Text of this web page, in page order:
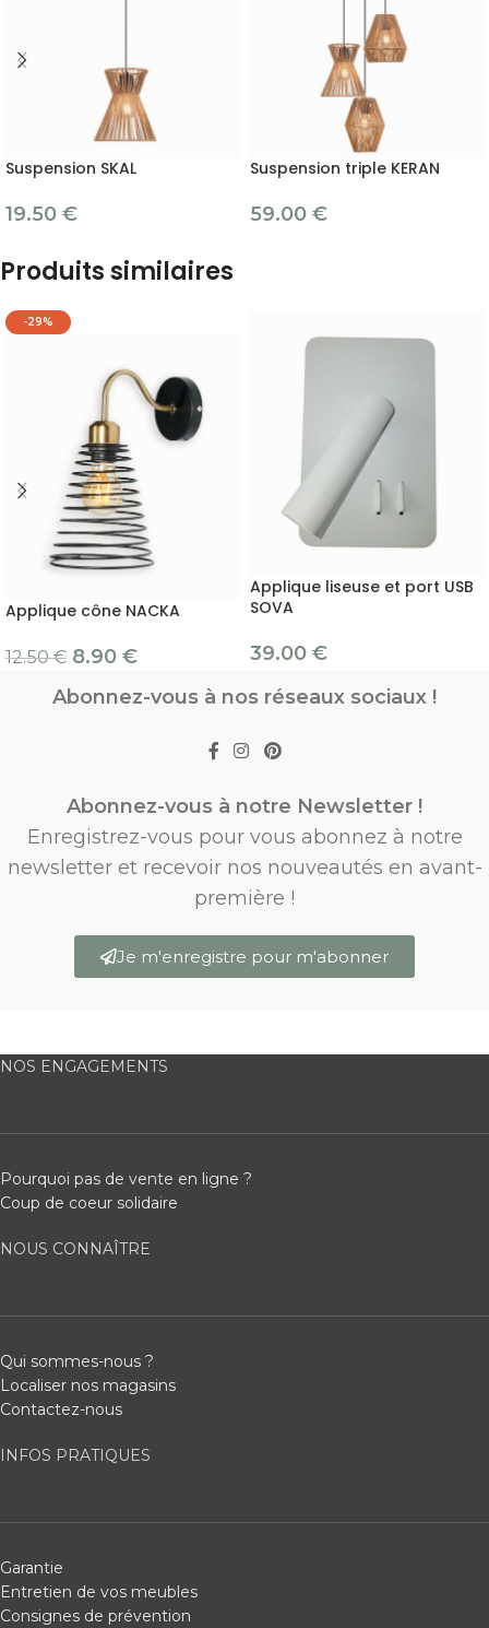
Suspension SKAL
19.50 €
Suspension triple KERAN
59.00 €
Produits similaires
-29%
Applique cône NACKA
12.50€ 8.90 €
Applique liseuse et port USB
SOVA
39.00 €
Abonnez-vous à nos réseaux sociaux !
Abonnez-vous à notre Newsletter !
Enregistrez-vous pour vous abonnez à notre
newsletter et recevoir nos nouveautés en avant-
première !
Je m'enregistre pour m'abonner
NOS ENGAGEMENTS
Pourquoi pas de vente en ligne ?
Coup de coeur solidaire
NOUS CONNAÎTRE
Qui sommes-nous ?
Localiser nos magasins
Contactez-nous
INFOS PRATIQUES
Garantie
Entretien de vos meubles
Consignes de prévention